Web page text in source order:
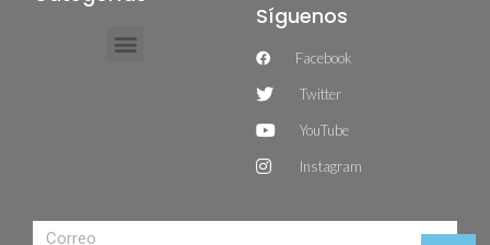
Síguenos
Facebook
Twitter
YouTube
Instagram